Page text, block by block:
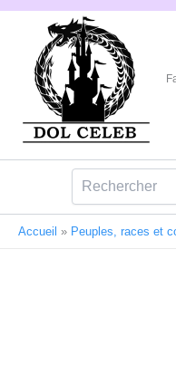
Aller
Accueil » Peuples, races et